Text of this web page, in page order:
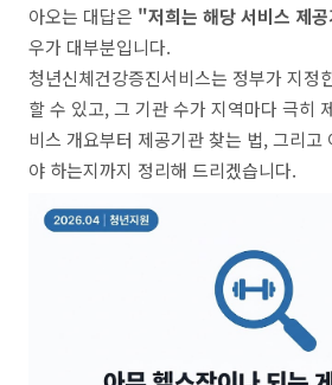
아오는 대답은 "저희는 해당 서비스 제
우가 대부분입니다.
청년신체건강증진서비스는 정부가 지정
할 수 있고, 그 기관 수가 지역마다 극히
비스 개요부터 제공기관 찾는 법, 그리고
야 하는지까지 정리해 드리겠습니다.